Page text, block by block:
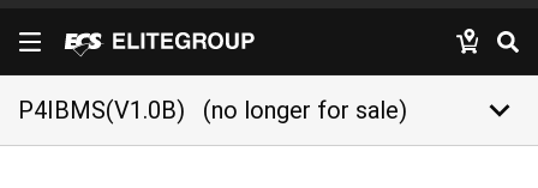
P4IBMS(V1.0B) (no longer for sale) keyboard_arrow_down